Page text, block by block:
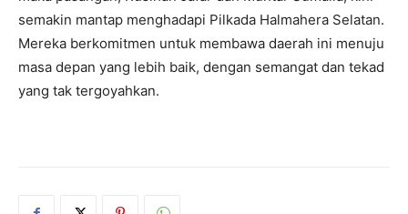
semakin mantap menghadapi Pilkada Halmahera Selatan.
Mereka berkomitmen untuk membawa daerah ini menuju
masa depan yang lebih baik, dengan semangat dan tekad
yang tak tergoyahkan.